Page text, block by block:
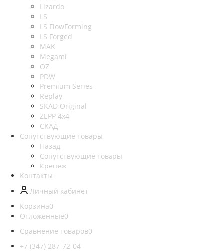
Lizardo
LS
LS FlowForming
LS Forged
MAK
Megami
OZ
PDW
Premium Series
Replay
SKAD Original
ZEPP 4x4
СКАД
Сопутствующие товары
Назад
Сопутствующие товары
Крепеж
Контакты
Личный кабинет
Корзина0
Отложенные0
Сравнение товаров0
+7 (347) 287-72-04